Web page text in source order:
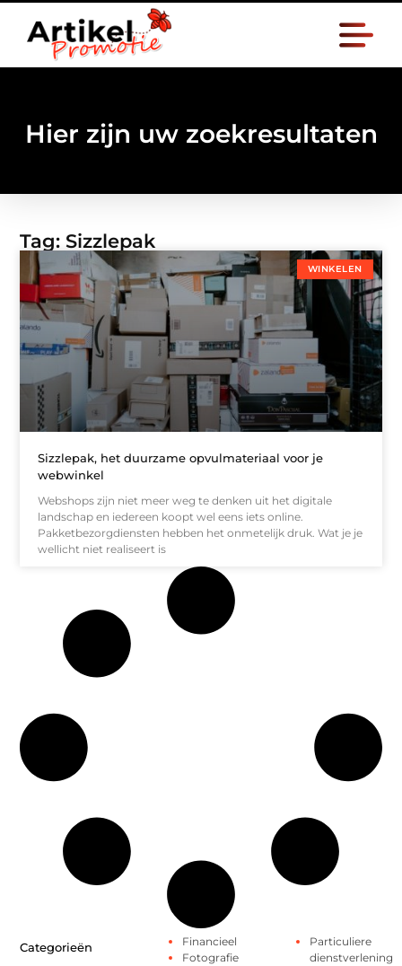
Hier zijn uw zoekresultaten
Tag: Sizzlepak
WINKELEN
Sizzlepak, het duurzame opvulmateriaal voor je
webwinkel
Webshops zijn niet meer weg te denken uit het digitale
landschap en iedereen koopt wel eens iets online.
Pakketbezorgdiensten hebben het onmetelijk druk. Wat je je
wellicht niet realiseert is
Categorieën
Financieel
Fotografie
Particuliere
dienstverlening